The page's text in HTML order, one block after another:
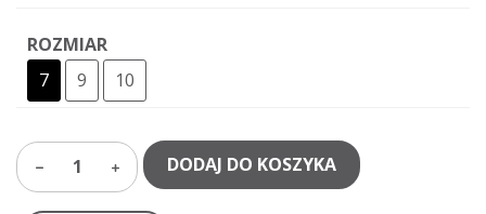
ROZMIAR
7
9 10
1 DODAJ DO KOSZYKA